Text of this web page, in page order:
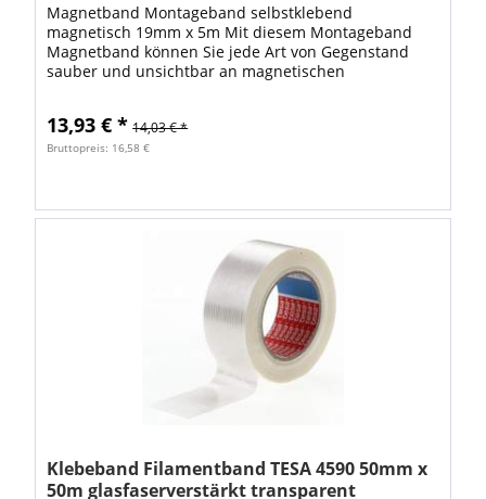
Magnetband Montageband selbstklebend
magnetisch 19mm x 5m Mit diesem Montageband
Magnetband können Sie jede Art von Gegenstand
sauber und unsichtbar an magnetischen
13,93 € * 14,03 € *
Bruttopreis: 16,58 €
Klebeband Filamentband TESA 4590 50mm x
50m glasfaserverstärkt transparent